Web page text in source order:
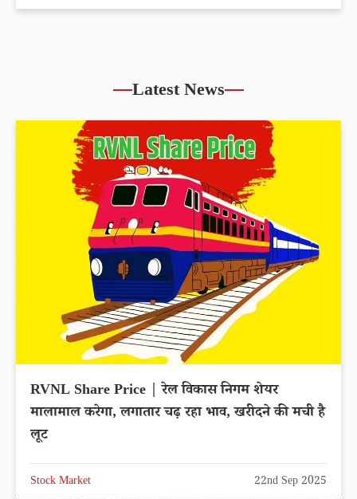
Latest News
RVNL Share Price | रेल विकास निगम शेयर
मालामाल करेगा, लगातार चढ़ रहा भाव, खरीदने की मची है
लूट
Stock Market 22nd Sep 2025